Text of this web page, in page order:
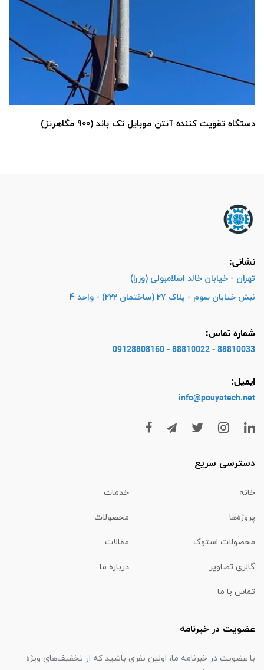
دستگاه تقویت کننده آنتن موبایل تک باند (900 مگاهرتز)
نشانی:
تهران - خیابان خالد اسلامبولی (وزرا)
نبش خیابان سوم - پلاک 27 (ساختمان 222) - واحد 4
شماره تماس:
88810033 - 88810022 - 09128808160
ایمیل:
info@pouyatech.net
دسترسی سریع
خانه خدمات
پروژه‌ها محصولات
محصولات استوک مقالات
گالری تصاویر درباره ما
تماس با ما
عضویت در خبرنامه
با عضویت در خبرنامه ما، اولین نفری باشید که از تخفیف‌های ویژه